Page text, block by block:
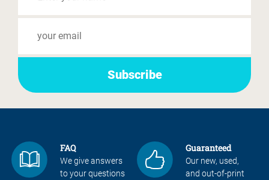
FAQ
We give answers
to your questions
Guaranteed
Our new, used,
and out-of-print